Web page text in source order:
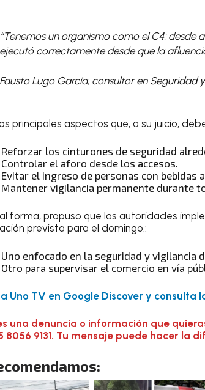
“Tenemos un organismo como el C4; desde
ejecutó correctamente desde que la
Fausto Lugo García, consultor en Seguridad
principales aspectos que, a su juicio,
Reforzar los cinturones de seguridad
Controlar el aforo desde los accesos.
Evitar el ingreso de personas con bebidas
Mantener vigilancia permanente durante
forma, propuso que las autoridades
prevista para el domingo.:
Uno enfocado en la seguridad y vigilancia
Otro para supervisar el comercio en vía
Uno TV en Google Discover y consulta
una denuncia o información que
8056 9131. Tu mensaje puede hacer la